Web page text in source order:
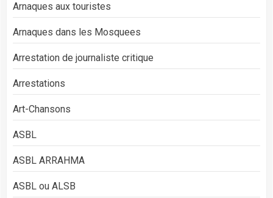
Arnaques aux touristes
Arnaques dans les Mosquees
Arrestation de journaliste critique
Arrestations
Art-Chansons
ASBL
ASBL ARRAHMA
ASBL ou ALSB